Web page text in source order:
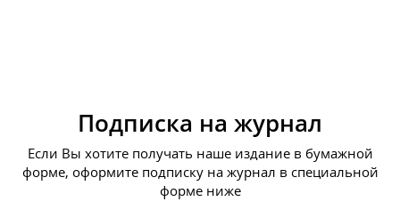
Подписка на журнал
Если Вы хотите получать наше издание в бумажной
форме, оформите подписку на журнал в специальной
форме ниже